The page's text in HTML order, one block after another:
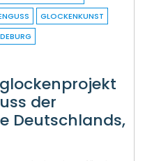
der
Deutschlands,
Jahr beginnt für das